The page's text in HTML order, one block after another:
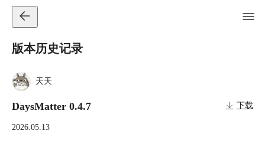
版本历史记录
天天
DaysMatter 0.4.7 下载
2026.05.13